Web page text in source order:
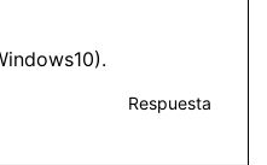
Respuesta